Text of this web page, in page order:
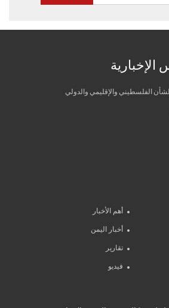
الإخبارية
الفلسطيني والإقليمي والدولي
أهم الأخبار
أخبار اليمن
تقارير
فيديو